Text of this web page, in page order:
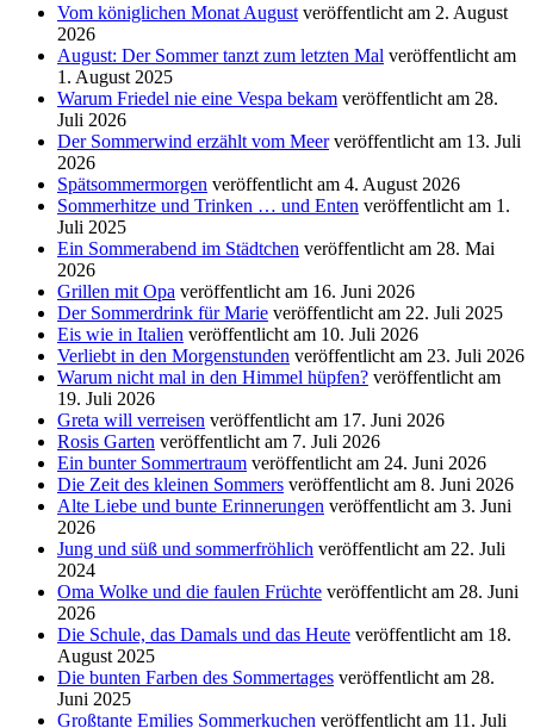
Vom königlichen Monat August veröffentlicht am 2. August
2026
August: Der Sommer tanzt zum letzten Mal veröffentlicht am
1. August 2025
Warum Friedel nie eine Vespa bekam veröffentlicht am 28.
Juli 2026
Der Sommerwind erzählt vom Meer veröffentlicht am 13. Juli
2026
Spätsommermorgen veröffentlicht am 4. August 2026
Sommerhitze und Trinken … und Enten veröffentlicht am 1.
Juli 2025
Ein Sommerabend im Städtchen veröffentlicht am 28. Mai
2026
Grillen mit Opa veröffentlicht am 16. Juni 2026
Der Sommerdrink für Marie veröffentlicht am 22. Juli 2025
Eis wie in Italien veröffentlicht am 10. Juli 2026
Verliebt in den Morgenstunden veröffentlicht am 23. Juli 2026
Warum nicht mal in den Himmel hüpfen? veröffentlicht am
19. Juli 2026
Greta will verreisen veröffentlicht am 17. Juni 2026
Rosis Garten veröffentlicht am 7. Juli 2026
Ein bunter Sommertraum veröffentlicht am 24. Juni 2026
Die Zeit des kleinen Sommers veröffentlicht am 8. Juni 2026
Alte Liebe und bunte Erinnerungen veröffentlicht am 3. Juni
2026
Jung und süß und sommerfröhlich veröffentlicht am 22. Juli
2024
Oma Wolke und die faulen Früchte veröffentlicht am 28. Juni
2026
Die Schule, das Damals und das Heute veröffentlicht am 18.
August 2025
Die bunten Farben des Sommertages veröffentlicht am 28.
Juni 2025
Großtante Emilies Sommerkuchen veröffentlicht am 11. Juli